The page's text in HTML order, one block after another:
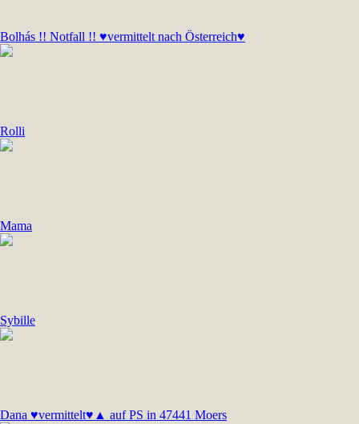
Bolhás !! Notfall !! ♥vermittelt nach Österreich♥
Rolli
Mama
Sybille
Dana ♥vermittelt♥▲ auf PS in 47441 Moers